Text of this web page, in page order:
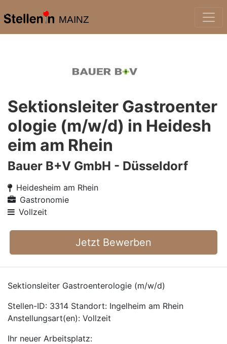
MAINZ
Sektionsleiter Gastroenter
ologie (m/w/d) in Heidesh
eim am Rhein
Bauer B+V GmbH - Düsseldorf
Heidesheim am Rhein
Gastronomie
Vollzeit
Jetzt Bewerben
Sektionsleiter Gastroenterologie (m/w/d)
Stellen-ID: 3314 Standort: Ingelheim am Rhein
Anstellungsart(en): Vollzeit
Ihr neuer Arbeitsplatz: